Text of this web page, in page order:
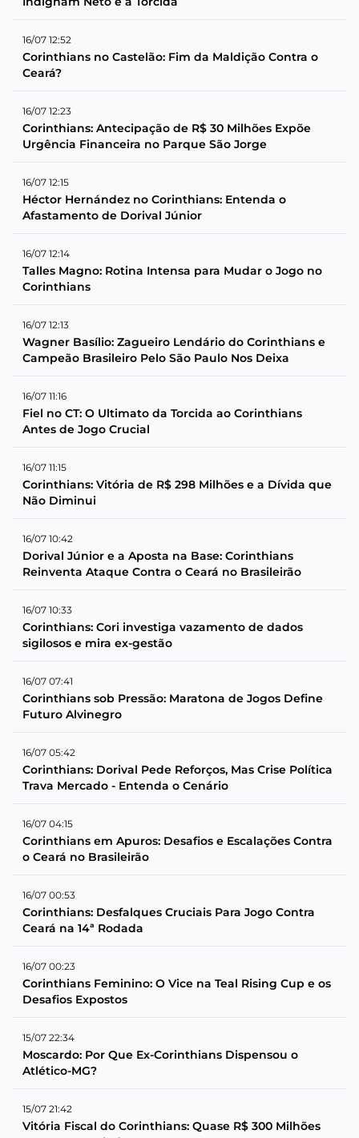
16/07 12:52
Corinthians no Castelão: Fim da Maldição Contra o
Ceará?
16/07 12:23
Corinthians: Antecipação de R$ 30 Milhões Expõe
Urgência Financeira no Parque São Jorge
16/07 12:15
Héctor Hernández no Corinthians: Entenda o
Afastamento de Dorival Júnior
16/07 12:14
Talles Magno: Rotina Intensa para Mudar o Jogo no
Corinthians
16/07 12:13
Wagner Basílio: Zagueiro Lendário do Corinthians e
Campeão Brasileiro Pelo São Paulo Nos Deixa
16/07 11:16
Fiel no CT: O Ultimato da Torcida ao Corinthians
Antes de Jogo Crucial
16/07 11:15
Corinthians: Vitória de R$ 298 Milhões e a Dívida que
Não Diminui
16/07 10:42
Dorival Júnior e a Aposta na Base: Corinthians
Reinventa Ataque Contra o Ceará no Brasileirão
16/07 10:33
Corinthians: Cori investiga vazamento de dados
sigilosos e mira ex-gestão
16/07 07:41
Corinthians sob Pressão: Maratona de Jogos Define
Futuro Alvinegro
16/07 05:42
Corinthians: Dorival Pede Reforços, Mas Crise Política
Trava Mercado - Entenda o Cenário
16/07 04:15
Corinthians em Apuros: Desafios e Escalações Contra
o Ceará no Brasileirão
16/07 00:53
Corinthians: Desfalques Cruciais Para Jogo Contra
Ceará na 14ª Rodada
16/07 00:23
Corinthians Feminino: O Vice na Teal Rising Cup e os
Desafios Expostos
15/07 22:34
Moscardo: Por Que Ex-Corinthians Dispensou o
Atlético-MG?
15/07 21:42
Vitória Fiscal do Corinthians: Quase R$ 300 Milhões